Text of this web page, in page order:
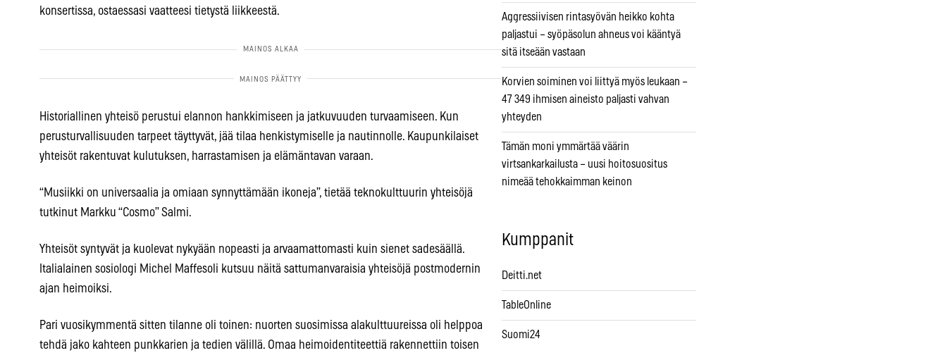
konsertissa, ostaessasi vaatteesi tietystä liikkeestä.
Historiallinen yhteisö perustui elannon hankkimiseen ja jatkuvuuden turvaamiseen. Kun
perusturvallisuuden tarpeet täyttyvät, jää tilaa henkistymiselle ja nautinnolle. Kaupunkilaiset
yhteisöt rakentuvat kulutuksen, harrastamisen ja elämäntavan varaan.
“Musiikki on universaalia ja omiaan synnyttämään ikoneja”, tietää teknokulttuurin yhteisöjä
tutkinut Markku “Cosmo” Salmi.
Yhteisöt syntyvät ja kuolevat nykyään nopeasti ja arvaamattomasti kuin sienet sadesäällä.
Italialainen sosiologi Michel Maffesoli kutsuu näitä sattumanvaraisia yhteisöjä postmodernin
ajan heimoiksi.
Pari vuosikymmentä sitten tilanne oli toinen: nuorten suosimissa alakulttuureissa oli helppoa
tehdä jako kahteen punkkarien ja tedien välillä. Omaa heimoidentiteettiä rakennettiin toisen
Aggressiivisen rintasyövän heikko kohta
paljastui – syöpäsolun ahneus voi kääntyä
sitä itseään vastaan
Korvien soiminen voi liittyä myös leukaan –
47 349 ihmisen aineisto paljasti vahvan
yhteyden
Tämän moni ymmärtää väärin
virtsankarkailusta – uusi hoitosuositus
nimeää tehokkaimman keinon
Kumppanit
Deitti.net
TableOnline
Suomi24